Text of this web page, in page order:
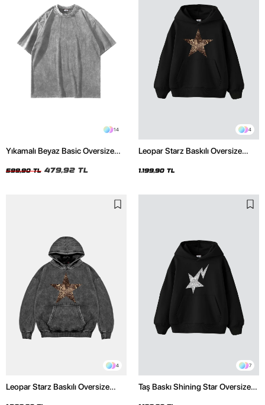
14
Yıkamalı Beyaz Basic Oversize
599,90 TL 479,92 TL
4
Leopar Starz Baskılı Oversize
1.199,90 TL
4
Leopar Starz Baskılı Oversize
7
Taş Baskı Shining Star Oversize